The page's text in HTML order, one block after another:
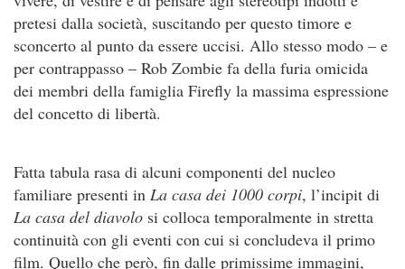
pretesi dalla società, suscitando per questo timore e
sconcerto al punto da essere uccisi. Allo stesso modo – e
per contrappasso – Rob Zombie fa della furia omicida
dei membri della famiglia Firefly la massima espressione
del concetto di libertà.
Fatta tabula rasa di alcuni componenti del nucleo
familiare presenti in La casa dei 1000 corpi, l’incipit di
La casa del diavolo si colloca temporalmente in stretta
continuità con gli eventi con cui si concludeva il primo
film. Quello che però, fin dalle primissime immagini,